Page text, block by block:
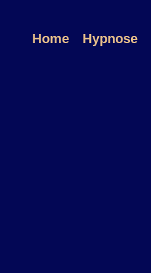
Home Hypnose